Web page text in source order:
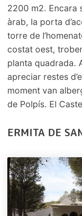
2200 m2. Encara
àrab, la porta
torre de
costat oest,
planta quadrada.
apreciar restes
moment van
de Polpís. El
ERMITA DE